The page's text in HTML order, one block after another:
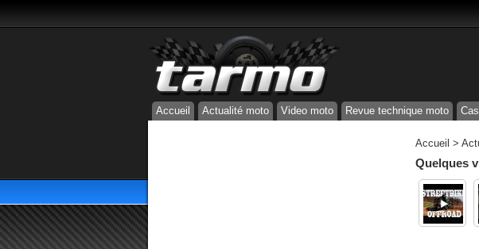
Accueil Actualité moto Video moto Revue technique moto
Accueil >
Quelques